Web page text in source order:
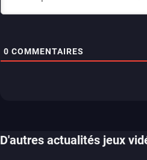
0 COMMENTAIRES
D'autres actualités jeux